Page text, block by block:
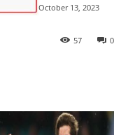
October 13, 2023
0
57